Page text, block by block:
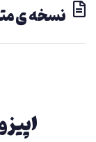
نسخه ی